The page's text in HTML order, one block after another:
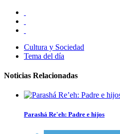
Cultura y Sociedad
Tema del día
Noticias Relacionadas
Parashá Re'eh: Padre e hijos